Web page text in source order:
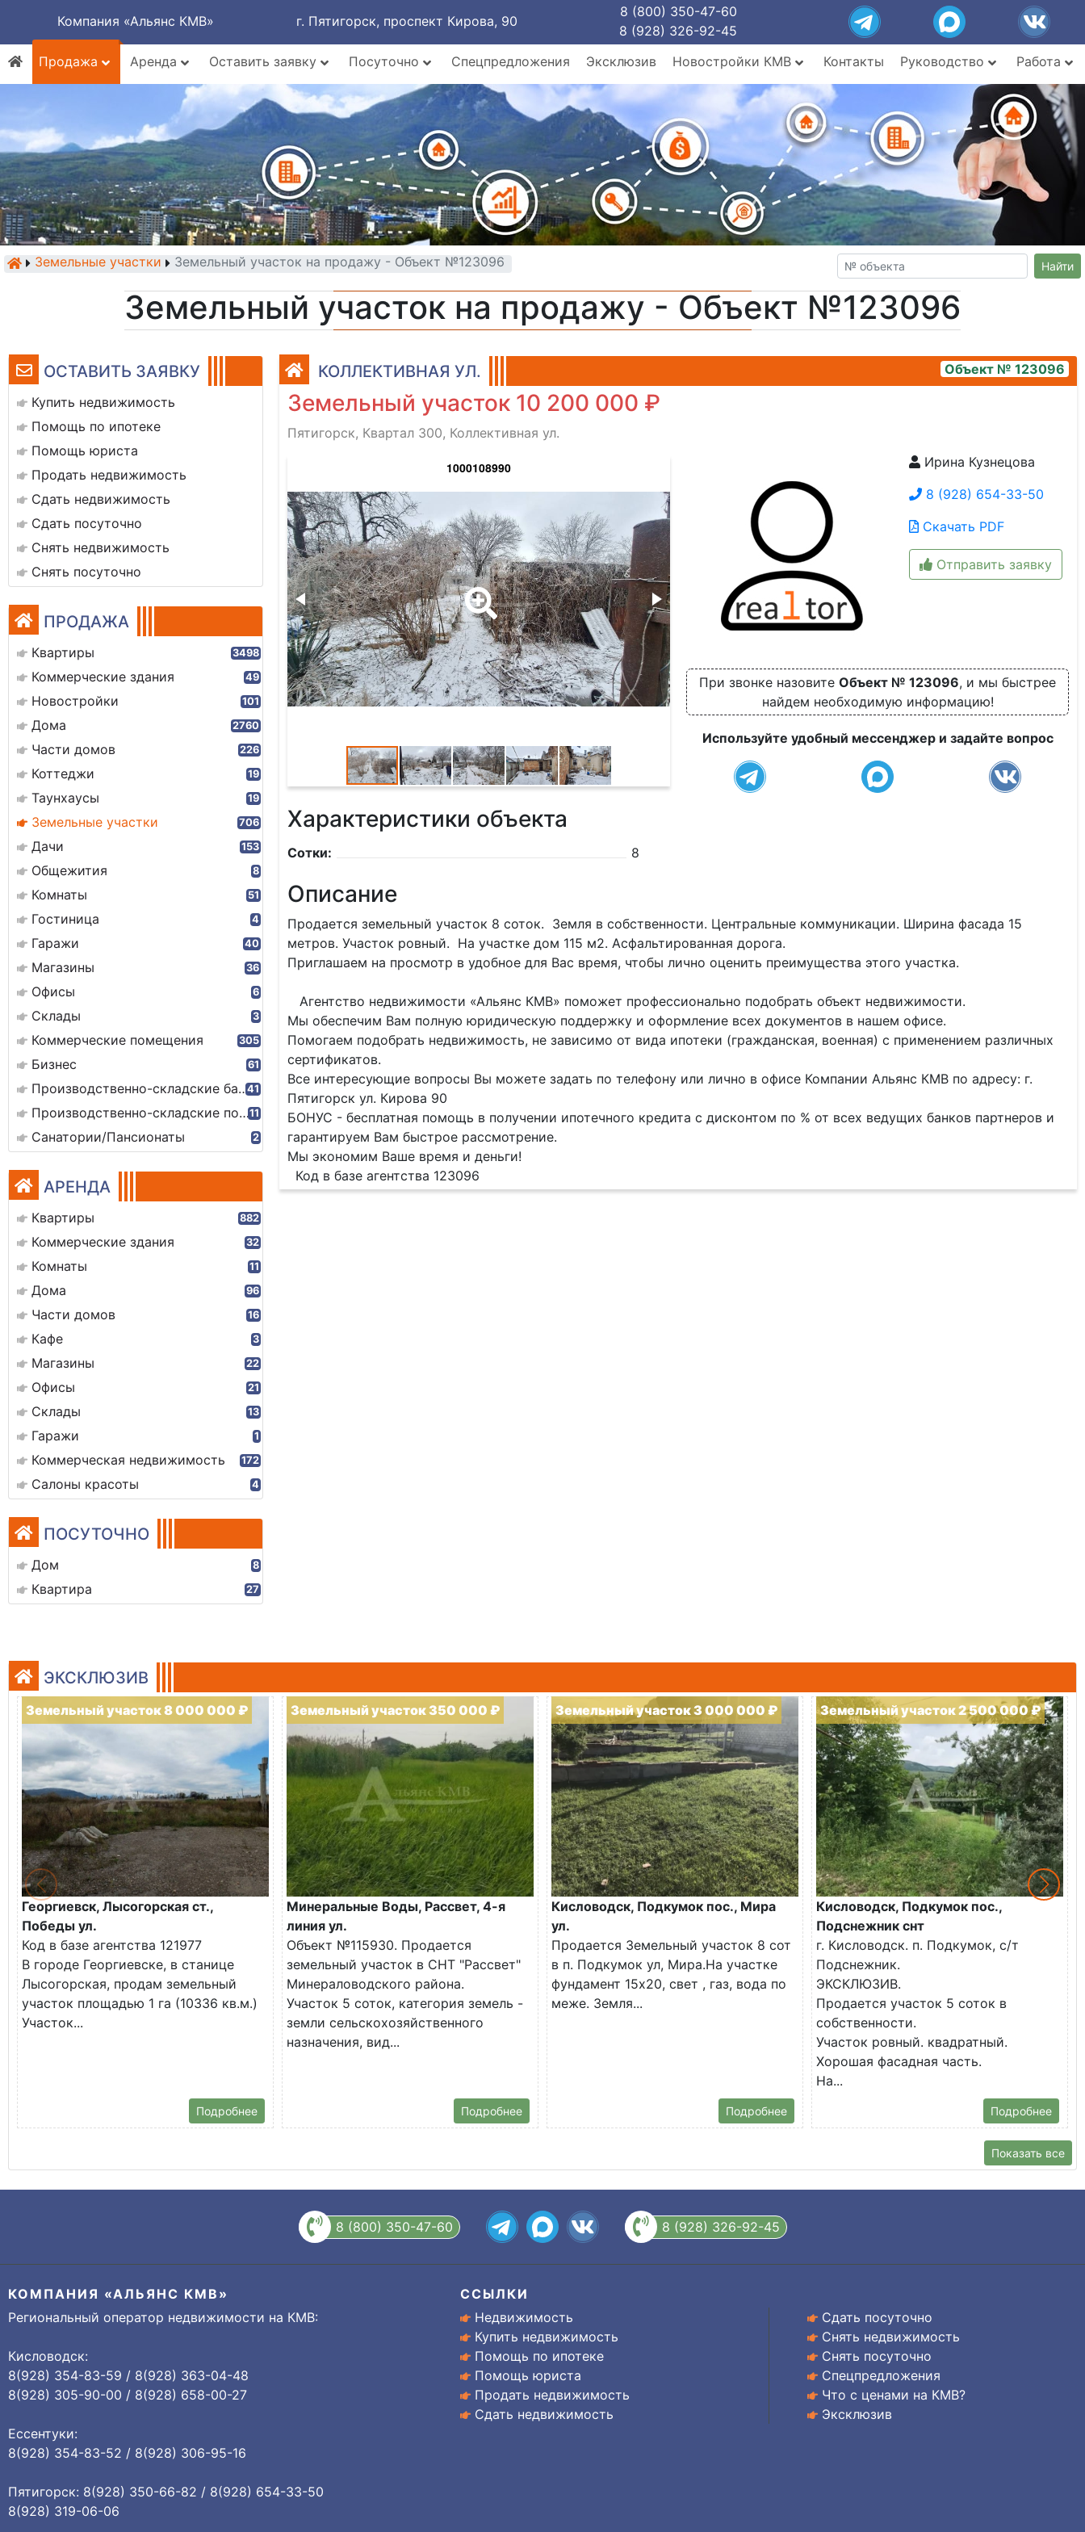
Компания «Альянс КМВ» г. Пятигорск, проспект Кирова, 90
8 (800) 350-47-60
8 (928) 326-92-45
Продажа
Аренда Оставить заявку Посуточно Спецпредложения Эксклюзив Новостройки КМВ Контакты Руководство Работа
Земельные участки Земельный участок на продажу - Объект №123096 Найти
Земельный участок на продажу - Объект №123096
ОСТАВИТЬ ЗАЯВКУ
Купить недвижимость
Помощь по ипотеке
Помощь юриста
Продать недвижимость
Сдать недвижимость
Сдать посуточно
Снять недвижимость
Снять посуточно
ПРОДАЖА
Квартиры 3498
Коммерческие здания 49
Новостройки 101
Дома 2760
Части домов 226
Коттеджи 19
Таунхаусы 19
Земельные участки 706
Дачи 153
Общежития 8
Комнаты 51
Гостиница 4
Гаражи 40
Магазины 36
Офисы 6
Склады 3
Коммерческие помещения 305
Бизнес 61
Производственно-складские базы41
Производственно-складские помещения11
Санатории/Пансионаты 2
АРЕНДА
Квартиры 882
Коммерческие здания 32
Комнаты 11
Дома 96
Части домов 16
Кафе 3
Магазины 22
Офисы 21
Склады 13
Гаражи 1
Коммерческая недвижимость 172
Салоны красоты 4
ПОСУТОЧНО
Дом 8
Квартира 27
КОЛЛЕКТИВНАЯ УЛ. Объект № 123096
Земельный участок 10 200 000 ₽
Пятигорск, Квартал 300, Коллективная ул.
1000108990
Ирина Кузнецова
8 (928) 654-33-50
Скачать PDF
Отправить заявку
При звонке назовите Объект № 123096, и мы быстрее
найдем необходимую информацию!
Используйте удобный мессенджер и задайте вопрос
Характеристики объекта
Сотки: 8
Описание
Продается земельный участок 8 соток. Земля в собственности. Центральные коммуникации. Ширина фасада 15
метров. Участок ровный. На участке дом 115 м2. Асфальтированная дорога.
Приглашаем на просмотр в удобное для Вас время, чтобы лично оценить преимущества этого участка.
Агентство недвижимости «Альянс КМВ» поможет профессионально подобрать объект недвижимости.
Мы обеспечим Вам полную юридическую поддержку и оформление всех документов в нашем офисе.
Помогаем подобрать недвижимость, не зависимо от вида ипотеки (гражданская, военная) с применением различных
сертификатов.
Все интересующие вопросы Вы можете задать по телефону или лично в офисе Компании Альянс КМВ по адресу: г.
Пятигорск ул. Кирова 90
БОНУС - бесплатная помощь в получении ипотечного кредита с дисконтом по % от всех ведущих банков партнеров и
гарантируем Вам быстрое рассмотрение.
Мы экономим Ваше время и деньги!
Код в базе агентства 123096
ЭКСКЛЮЗИВ
Земельный участок 8 000 000 ₽
Георгиевск, Лысогорская ст.,
Победы ул.
Код в базе агентства 121977
В городе Георгиевске, в станице
Лысогорская, продам земельный
участок площадью 1 га (10336 кв.м.)
Участок...
Подробнее
Земельный участок 350 000 ₽
Минеральные Воды, Рассвет, 4-я
линия ул.
Объект №115930. Продается
земельный участок в СНТ "Рассвет"
Минераловодского района.
Участок 5 соток, категория земель -
земли сельскохозяйственного
назначения, вид...
Подробнее
Земельный участок 3 000 000 ₽
Кисловодск, Подкумок пос., Мира
ул.
Продается Земельный участок 8 сот
в п. Подкумок ул, Мира.На участке
фундамент 15х20, свет , газ, вода по
меже. Земля...
Подробнее
Земельный участок 2 500 000 ₽
Кисловодск, Подкумок пос.,
Подснежник снт
г. Кисловодск. п. Подкумок, с/т
Подснежник.
ЭКСКЛЮЗИВ.
Продается участок 5 соток в
собственности.
Участок ровный. квадратный.
Хорошая фасадная часть.
На...
Подробнее
Показать все
8 (800) 350-47-60 8 (928) 326-92-45
КОМПАНИЯ «АЛЬЯНС КМВ»
Региональный оператор недвижимости на КМВ:
Кисловодск:
8(928) 354-83-59 / 8(928) 363-04-48
8(928) 305-90-00 / 8(928) 658-00-27
Ессентуки:
8(928) 354-83-52 / 8(928) 306-95-16
Пятигорск: 8(928) 350-66-82 / 8(928) 654-33-50
8(928) 319-06-06
ССЫЛКИ
Недвижимость
Купить недвижимость
Помощь по ипотеке
Помощь юриста
Продать недвижимость
Сдать недвижимость
Сдать посуточно
Снять недвижимость
Снять посуточно
Спецпредложения
Что с ценами на КМВ?
Эксклюзив